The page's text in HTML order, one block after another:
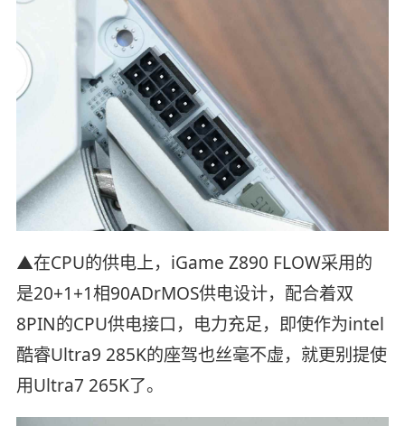
▲在CPU的供电上，iGame Z890 FLOW采用的
是20+1+1相90ADrMOS供电设计，配合着双
8PIN的CPU供电接口，电力充足，即使作为intel
酷睿Ultra9 285K的座驾也丝毫不虚，就更别提使
用Ultra7 265K了。